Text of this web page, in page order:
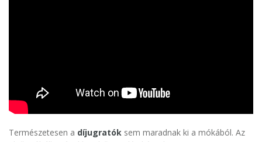
Természetesen a díjugratók sem maradnak ki a mókából. Az